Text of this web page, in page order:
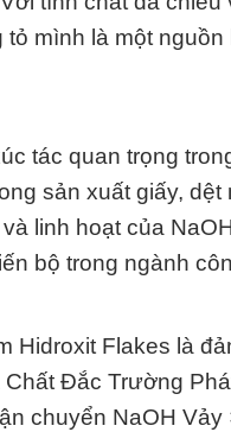
mình là một
tác quan trọng
sản xuất giấy, dệt
linh hoạt của
bộ trong ngành
Hidroxit Flakes là
Đắc Trường
chuyển NaOH Vảy